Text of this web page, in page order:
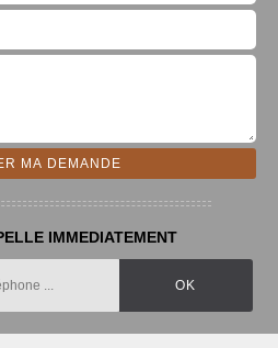
IMMEDIATEMENT